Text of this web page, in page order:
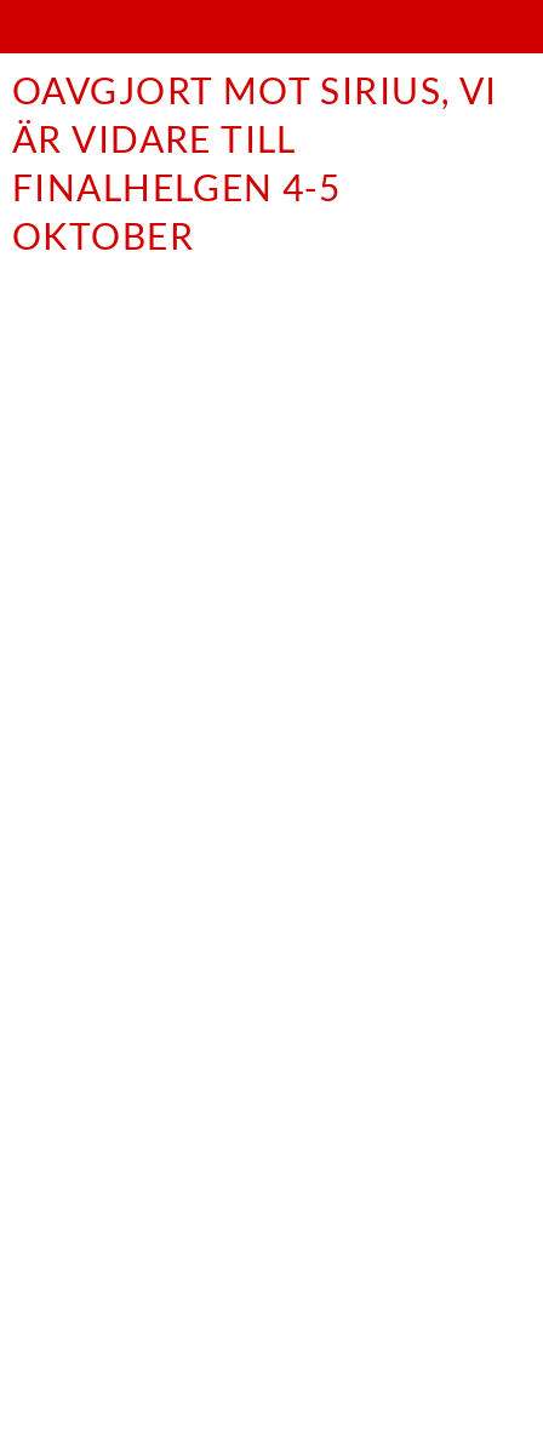
OAVGJORT MOT SIRIUS, VI
ÄR VIDARE TILL
FINALHELGEN 4-5
OKTOBER